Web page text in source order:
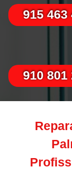
915 463
910 801